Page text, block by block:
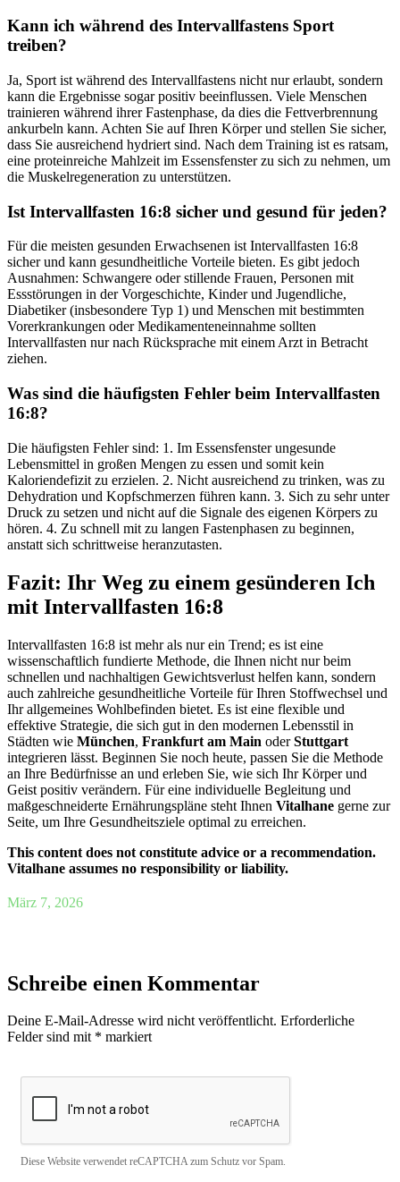
Kann ich während des Intervallfastens Sport
treiben?
Ja, Sport ist während des Intervallfastens nicht nur erlaubt, sondern
kann die Ergebnisse sogar positiv beeinflussen. Viele Menschen
trainieren während ihrer Fastenphase, da dies die Fettverbrennung
ankurbeln kann. Achten Sie auf Ihren Körper und stellen Sie sicher,
dass Sie ausreichend hydriert sind. Nach dem Training ist es ratsam,
eine proteinreiche Mahlzeit im Essensfenster zu sich zu nehmen, um
die Muskelregeneration zu unterstützen.
Ist Intervallfasten 16:8 sicher und gesund für jeden?
Für die meisten gesunden Erwachsenen ist Intervallfasten 16:8
sicher und kann gesundheitliche Vorteile bieten. Es gibt jedoch
Ausnahmen: Schwangere oder stillende Frauen, Personen mit
Essstörungen in der Vorgeschichte, Kinder und Jugendliche,
Diabetiker (insbesondere Typ 1) und Menschen mit bestimmten
Vorerkrankungen oder Medikamenteneinnahme sollten
Intervallfasten nur nach Rücksprache mit einem Arzt in Betracht
ziehen.
Was sind die häufigsten Fehler beim Intervallfasten
16:8?
Die häufigsten Fehler sind: 1. Im Essensfenster ungesunde
Lebensmittel in großen Mengen zu essen und somit kein
Kaloriendefizit zu erzielen. 2. Nicht ausreichend zu trinken, was zu
Dehydration und Kopfschmerzen führen kann. 3. Sich zu sehr unter
Druck zu setzen und nicht auf die Signale des eigenen Körpers zu
hören. 4. Zu schnell mit zu langen Fastenphasen zu beginnen,
anstatt sich schrittweise heranzutasten.
Fazit: Ihr Weg zu einem gesünderen Ich
mit Intervallfasten 16:8
Intervallfasten 16:8 ist mehr als nur ein Trend; es ist eine
wissenschaftlich fundierte Methode, die Ihnen nicht nur beim
schnellen und nachhaltigen Gewichtsverlust helfen kann, sondern
auch zahlreiche gesundheitliche Vorteile für Ihren Stoffwechsel und
Ihr allgemeines Wohlbefinden bietet. Es ist eine flexible und
effektive Strategie, die sich gut in den modernen Lebensstil in
Städten wie München, Frankfurt am Main oderStuttgart
integrieren lässt. Beginnen Sie noch heute, passen Sie die Methode
an Ihre Bedürfnisse an und erleben Sie, wie sich Ihr Körper und
Geist positiv verändern. Für eine individuelle Begleitung und
maßgeschneiderte Ernährungspläne steht Ihnen Vitalhane gerne zur
Seite, um Ihre Gesundheitsziele optimal zu erreichen.
This content does not constitute advice or a recommendation.
Vitalhane assumes no responsibility or liability.
März 7, 2026
Schreibe einen Kommentar
Deine E-Mail-Adresse wird nicht veröffentlicht. Erforderliche
Felder sind mit * markiert
Diese Website verwendet reCAPTCHA zum Schutz vor Spam.